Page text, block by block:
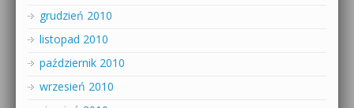
grudzień 2010
listopad 2010
październik 2010
wrzesień 2010